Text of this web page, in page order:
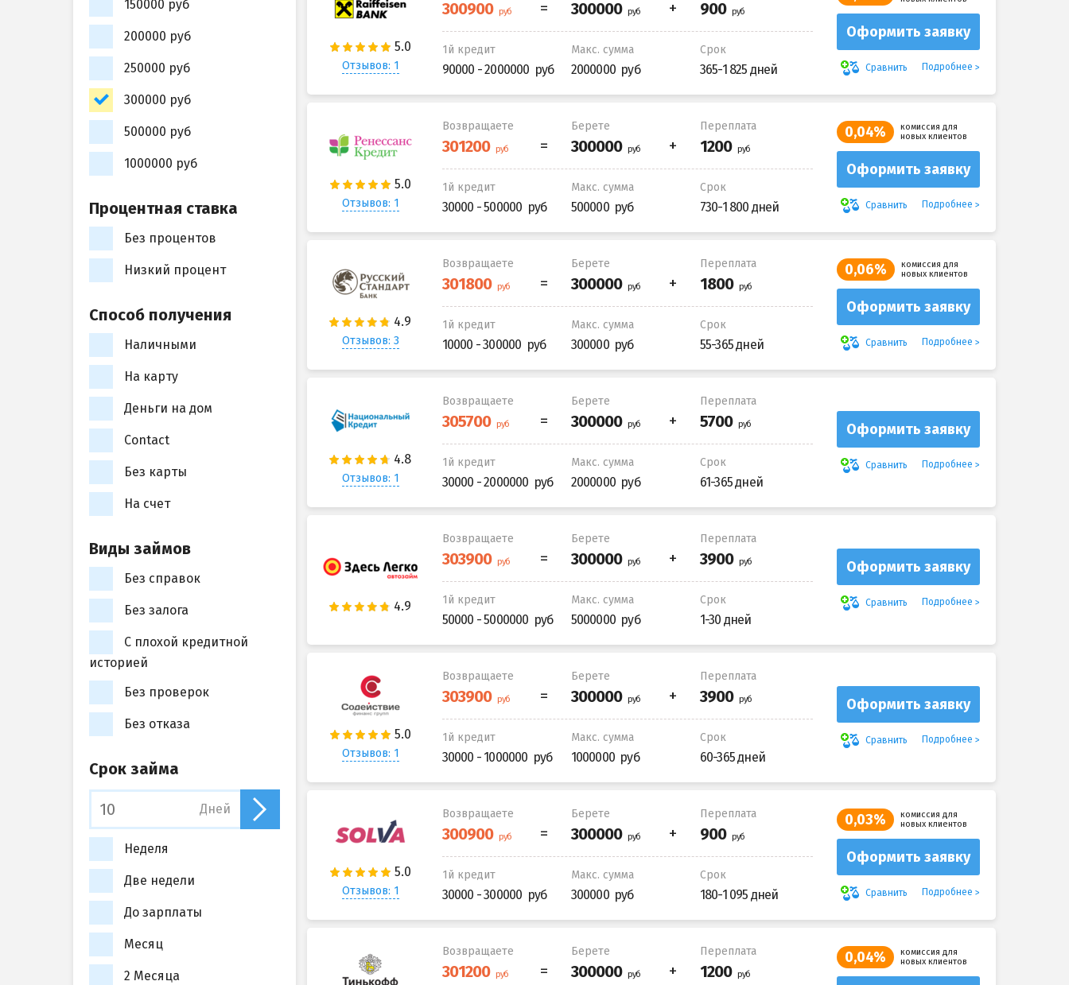
Отзывов: 1
1й кредит
90000 - 2000000
Макс. сумма
2000000
Срок
365-1 825 дней
Оформить заявку
Сравнить Подробнее
Отзывов: 1
Возвращаете Берете Переплата
1й кредит
30000 - 500000
Макс. сумма
500000
Срок
730-1 800 дней
0,04%
комиссия для
новых клиентов
Оформить заявку
Сравнить Подробнее
Отзывов: 3
Возвращаете Берете Переплата
1й кредит
10000 - 300000
Макс. сумма
300000
Срок
55-365 дней
0,06%
комиссия для
новых клиентов
Оформить заявку
Сравнить Подробнее
Отзывов: 1
Возвращаете Берете Переплата
1й кредит
30000 - 2000000
Макс. сумма
2000000
Срок
61-365 дней
Оформить заявку
Сравнить Подробнее
Возвращаете Берете Переплата
1й кредит
50000 - 5000000
Макс. сумма
5000000
Срок
1-30 дней
Оформить заявку
Сравнить Подробнее
Отзывов: 1
Возвращаете Берете Переплата
1й кредит
30000 - 1000000
Макс. сумма
1000000
Срок
60-365 дней
Оформить заявку
Сравнить Подробнее
Отзывов: 1
Возвращаете Берете Переплата
1й кредит
30000 - 300000
Макс. сумма
300000
Срок
180-1 095 дней
0,03%
комиссия для
новых клиентов
Оформить заявку
Сравнить Подробнее
Возвращаете Берете Переплата 0,04%
комиссия для
новых клиентов
150000 руб
200000 руб
250000 руб
300000 руб
500000 руб
1000000 руб
Процентная ставка
Без процентов
Низкий процент
Способ получения
Наличными
На карту
Деньги на дом
Contact
Без карты
На счет
Виды займов
Без справок
Без залога
С плохой кредитной
историей
Без проверок
Без отказа
Срок займа
Дней
Неделя
Две недели
До зарплаты
Месяц
2 Месяца